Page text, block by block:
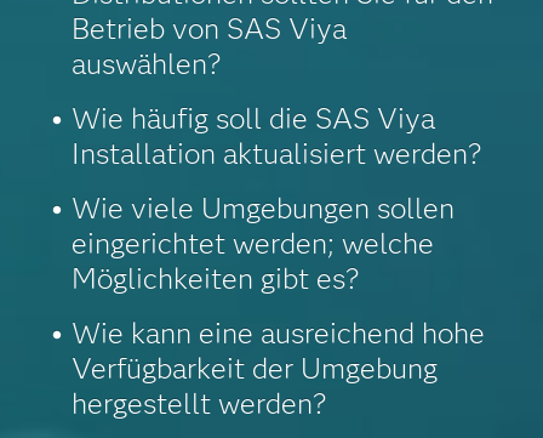
Betrieb von SAS Viya
auswählen?
Wie häufig soll die SAS Viya
Installation aktualisiert werden?
Wie viele Umgebungen sollen
eingerichtet werden; welche
Möglichkeiten gibt es?
Wie kann eine ausreichend hohe
Verfügbarkeit der Umgebung
hergestellt werden?